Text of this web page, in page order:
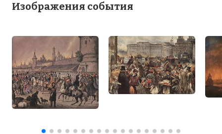
Изображения события